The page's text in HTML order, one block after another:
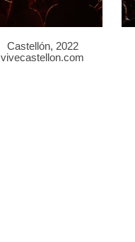
Castellón, 2022
vivecastellon.com